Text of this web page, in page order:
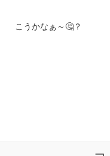
こうかなぁ～🤔？